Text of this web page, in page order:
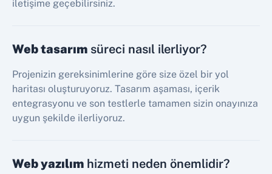
iletişime geçebilirsiniz.
Web tasarım süreci nasıl ilerliyor?
Projenizin gereksinimlerine göre size özel bir yol
haritası oluşturuyoruz. Tasarım aşaması, içerik
entegrasyonu ve son testlerle tamamen sizin onayınıza
uygun şekilde ilerliyoruz.
Web yazılım hizmeti neden önemlidir?